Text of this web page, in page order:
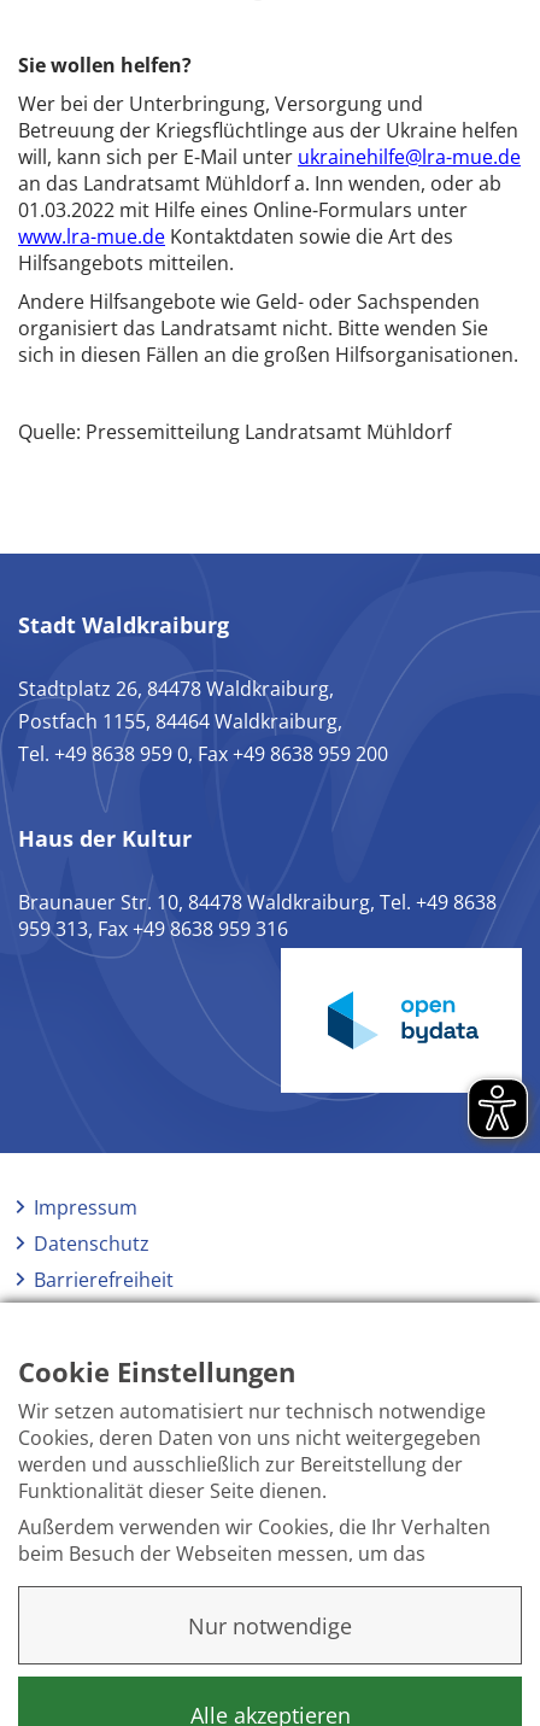
Sie wollen helfen?
Wer bei der Unterbringung, Versorgung und
Betreuung der Kriegsflüchtlinge aus der Ukraine helfen
will, kann sich per E-Mail unter ukrainehilfe@lra-mue.de
an das Landratsamt Mühldorf a. Inn wenden, oder ab
01.03.2022 mit Hilfe eines Online-Formulars unter
www.lra-mue.de Kontaktdaten sowie die Art des
Hilfsangebots mitteilen.
Andere Hilfsangebote wie Geld- oder Sachspenden
organisiert das Landratsamt nicht. Bitte wenden Sie
sich in diesen Fällen an die großen Hilfsorganisationen.
Quelle: Pressemitteilung Landratsamt Mühldorf
Stadt Waldkraiburg
Stadtplatz 26, 84478 Waldkraiburg,
Postfach 1155, 84464 Waldkraiburg,
Tel. +49 8638 959 0, Fax +49 8638 959 200
Haus der Kultur
Braunauer Str. 10, 84478 Waldkraiburg, Tel. +49 8638
959 313, Fax +49 8638 959 316
Impressum
Datenschutz
Barrierefreiheit
Cookie Einstellungen
Wir setzen automatisiert nur technisch notwendige
Cookies, deren Daten von uns nicht weitergegeben
werden und ausschließlich zur Bereitstellung der
Funktionalität dieser Seite dienen.
Außerdem verwenden wir Cookies, die Ihr Verhalten
beim Besuch der Webseiten messen, um das
Interesse unserer Besucher besser kennen zu
eine Identifikation Ihrer Person erfolgt nicht.
Weitere Informationen finden Sie in unserer
Nur notwendige
Alle akzeptieren